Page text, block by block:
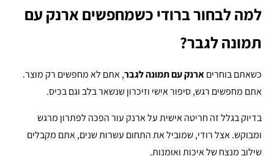
למה לבחור ברודי כשמחפשים ארנק עם
תמונה לגבר?
כשאתם בוחריםארנק עם תמונה לגבר, אתם לא מחפשים רק מוצר.
אתם מחפשים רגש, סיפור אישי וזיכרון שנשאר בלב וגם בכיס.
בדיוק בגלל זה חריטה אישית על ארנק עור הפכה לפתרון מרגש
ומבוקש. אצל רודי, שמוביל את התחום עשרות שנים, אתם מקבלים
שילוב מנצח של איכות ואומנות.